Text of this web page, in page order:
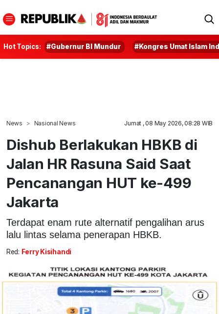
Hot Topics: #Gubernur BI Mundur #Kongres Umat Islam
News Nasional News Jumat , 08 May 2026, 08:28 WIB
Dishub Berlakukan HBKB di
Jalan HR Rasuna Said Saat
Pencanangan HUT ke-499
Jakarta
Terdapat enam rute alternatif pengalihan arus
lalu lintas selama penerapan HBKB.
Red: Ferry Kisihandi